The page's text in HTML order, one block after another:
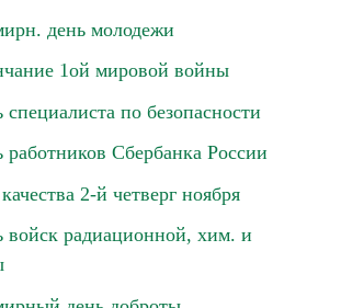
день молодежи
1ой мировой войны
по безопасности
работников Сбербанка России
2-й четверг ноября
войск радиационной, хим. и